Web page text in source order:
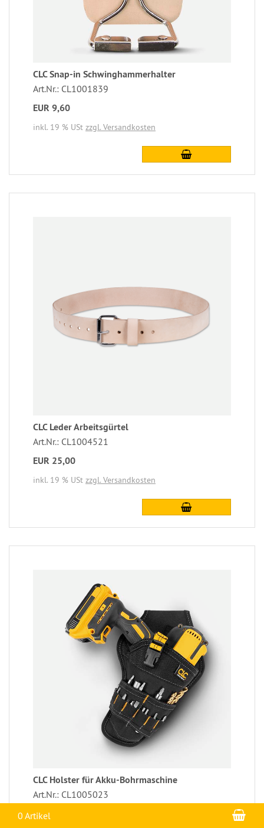
CLC Snap-in Schwinghammerhalter
Art.Nr.: CL1001839
EUR 9,60
inkl. 19 % USt zzgl. Versandkosten
CLC Leder Arbeitsgürtel
Art.Nr.: CL1004521
EUR 25,00
inkl. 19 % USt zzgl. Versandkosten
CLC Holster für Akku-Bohrmaschine
Art.Nr.: CL1005023
EUR 19,30
0 Artikel